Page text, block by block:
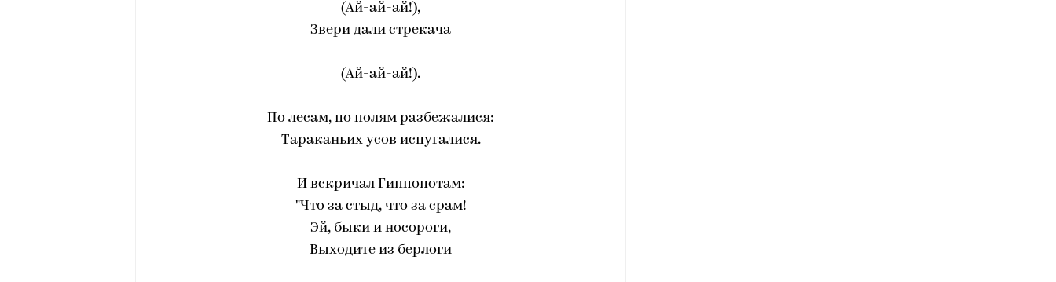
(Ай-ай-ай!),
Звери дали стрекача
(Ай-ай-ай!).
По лесам, по полям разбежалися:
Тараканьих усов испугалися.
И вскричал Гиппопотам:
"Что за стыд, что за срам!
Эй, быки и носороги,
Выходите из берлоги